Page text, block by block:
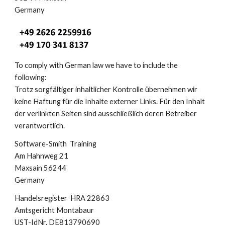
Germany
To comply with German law we have to include the
following:
Trotz sorgfältiger inhaltlicher Kontrolle übernehmen wir
keine Haftung für die Inhalte externer Links. Für den Inhalt
der verlinkten Seiten sind ausschließlich deren Betreiber
verantwortlich.
Software-Smith Training
Am Hahnweg 21
Maxsain 56244
Germany
Handelsregister HRA 22863
Amtsgericht Montabaur
UST-IdNr. DE813790690